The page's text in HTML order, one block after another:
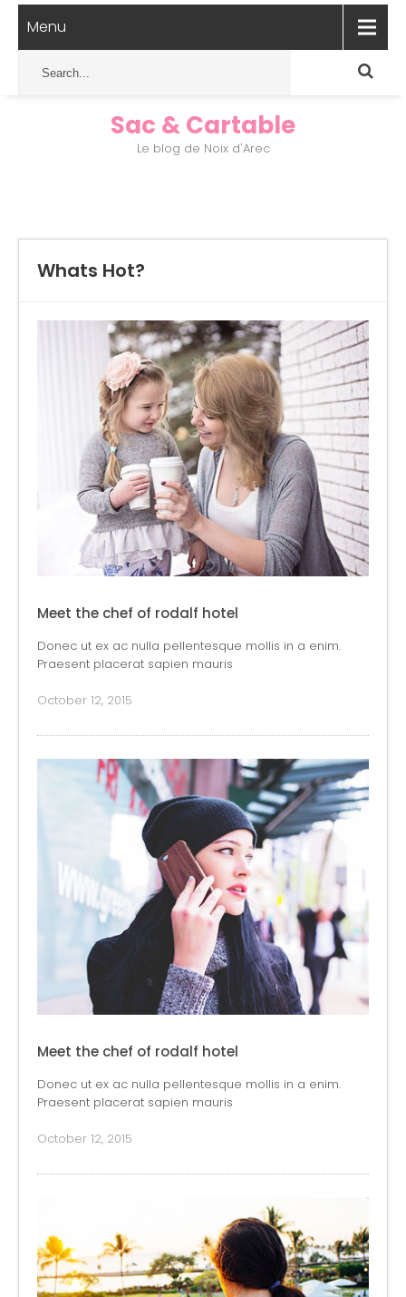
Menu
Sac & Cartable
Le blog de Noix d'Arec
Whats Hot?
Meet the chef of rodalf hotel
Donec ut ex ac nulla pellentesque mollis in a enim.
Praesent placerat sapien mauris
October 12, 2015
Meet the chef of rodalf hotel
Donec ut ex ac nulla pellentesque mollis in a enim.
Praesent placerat sapien mauris
October 12, 2015